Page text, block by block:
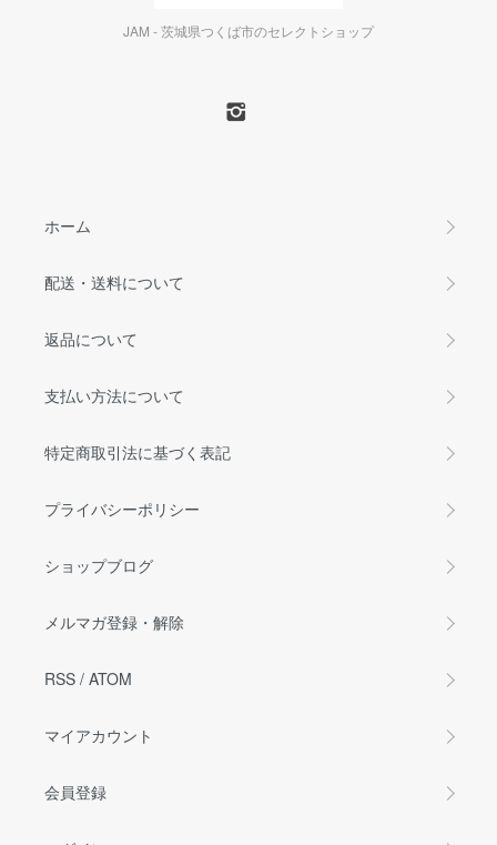
JAM - 茨城県つくば市のセレクトショップ
ホーム
配送・送料について
返品について
支払い方法について
特定商取引法に基づく表記
プライバシーポリシー
ショップブログ
メルマガ登録・解除
RSS / ATOM
マイアカウント
会員登録